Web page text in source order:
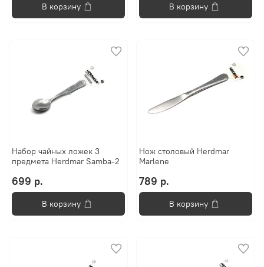
В корзину В корзину
Набор чайных ложек 3
предмета Herdmar Samba-2
699 р.
В корзину
Нож столовый Herdmar
Marlene
789 р.
В корзину